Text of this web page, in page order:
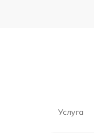
Услуга